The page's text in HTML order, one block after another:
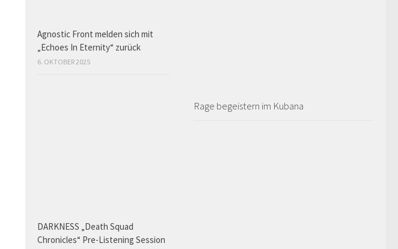
Rage begeistern im Kubana
Agnostic Front melden sich mit
„Echoes In Eternity“ zurück
6. OKTOBER 2025
DARKNESS „Death Squad
Chronicles“ Pre-Listening Session